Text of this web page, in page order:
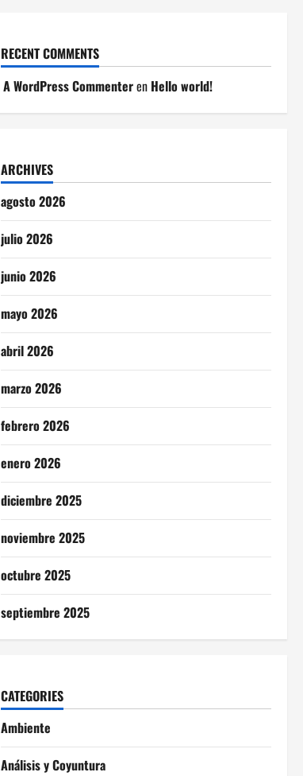
RECENT COMMENTS
A WordPress Commenteren Hello world!
ARCHIVES
agosto 2026
julio 2026
junio 2026
mayo 2026
abril 2026
marzo 2026
febrero 2026
enero 2026
diciembre 2025
noviembre 2025
octubre 2025
septiembre 2025
CATEGORIES
Ambiente
Análisis y Coyuntura